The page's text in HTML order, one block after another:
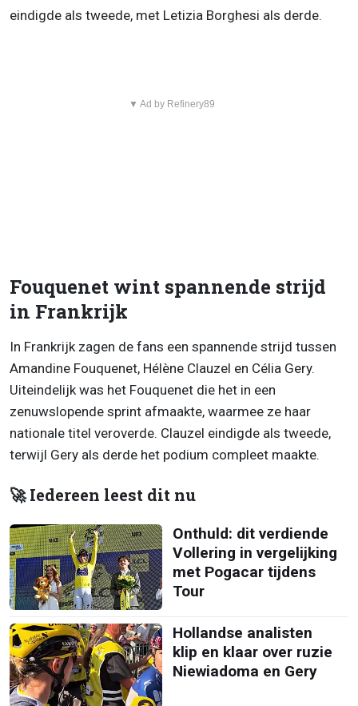
eindigde als tweede, met Letizia Borghesi als derde.
▼ Ad by Refinery89
Fouquenet wint spannende strijd
in Frankrijk
In Frankrijk zagen de fans een spannende strijd tussen
Amandine Fouquenet, Hélène Clauzel en Célia Gery.
Uiteindelijk was het Fouquenet die het in een
zenuwslopende sprint afmaakte, waarmee ze haar
nationale titel veroverde. Clauzel eindigde als tweede,
terwijl Gery als derde het podium compleet maakte.
🚀 Iedereen leest dit nu
Onthuld: dit verdiende
Vollering in vergelijking
met Pogacar tijdens
Tour
Hollandse analisten
klip en klaar over ruzie
Niewiadoma en Gery